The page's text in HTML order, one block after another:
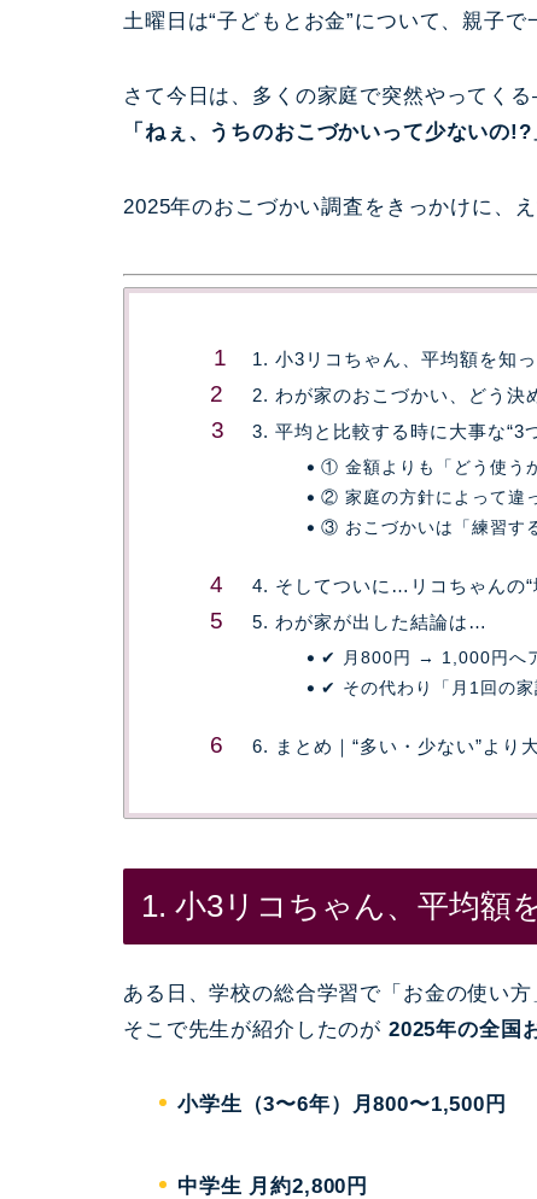
土曜日は“子どもとお金”について、親子
さて今日は、多くの家庭で突然やってく
「ねぇ、うちのおこづかいって少ないの!?
2025年のおこづかい調査をきっかけに、
1. 小3リコちゃん、平均額を知っ
2. わが家のおこづかい、どう決
3. 平均と比較する時に大事な“3
① 金額よりも「どう使う
② 家庭の方針によって違
③ おこづかいは「練習す
4. そしてついに…リコちゃんの“
5. わが家が出した結論は…
✔ 月800円 → 1,000円へ
✔ その代わり「月1回の
6. まとめ｜“多い・少ない”より
1. 小3リコちゃん、平均額
ある日、学校の総合学習で「お金の使い
そこで先生が紹介したのが 2025年の全国
小学生（3〜6年）月800〜1,500円
中学生 月約2,800円